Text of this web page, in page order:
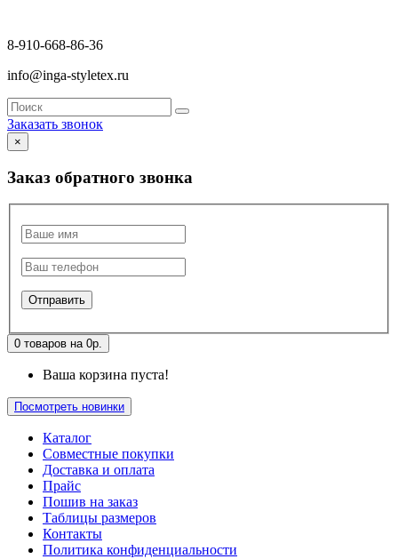
8-910-668-86-36
info@inga-styletex.ru
Заказать звонок
×
Заказ обратного звонка
0 товаров на 0р.
Ваша корзина пуста!
Посмотреть новинки
Каталог
Совместные покупки
Доставка и оплата
Прайс
Пошив на заказ
Таблицы размеров
Контакты
Политика конфиденциальности